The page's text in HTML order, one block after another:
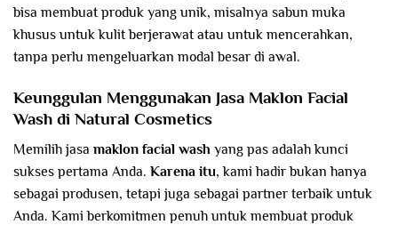
bisa membuat produk yang unik, misalnya sabun muka
khusus untuk kulit berjerawat atau untuk mencerahkan,
tanpa perlu mengeluarkan modal besar di awal.
Keunggulan Menggunakan Jasa Maklon Facial
Wash di Natural Cosmetics
Memilih jasa maklon facial wash yang pas adalah kunci
sukses pertama Anda. Karena itu, kami hadir bukan hanya
sebagai produsen, tetapi juga sebagai partner terbaik untuk
Anda. Kami berkomitmen penuh untuk membuat produk